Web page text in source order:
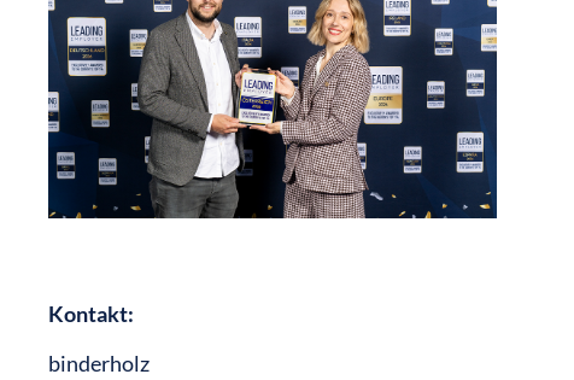
Kontakt:
binderholz